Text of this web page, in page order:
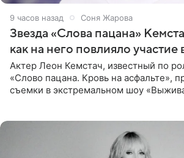
9 часов назад Соня Жарова
Звезда «Слова пацана»
как на него повлияло участие
Актер Леон Кемстач, известный по
«Слово пацана. Кровь на асфальте»,
съемки в экстремальном шоу